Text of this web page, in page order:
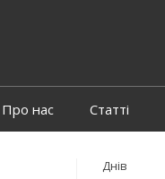
Про нас Статті
Днів